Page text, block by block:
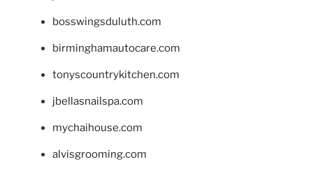
bosswingsduluth.com
birminghamautocare.com
tonyscountrykitchen.com
jbellasnailspa.com
mychaihouse.com
alvisgrooming.com